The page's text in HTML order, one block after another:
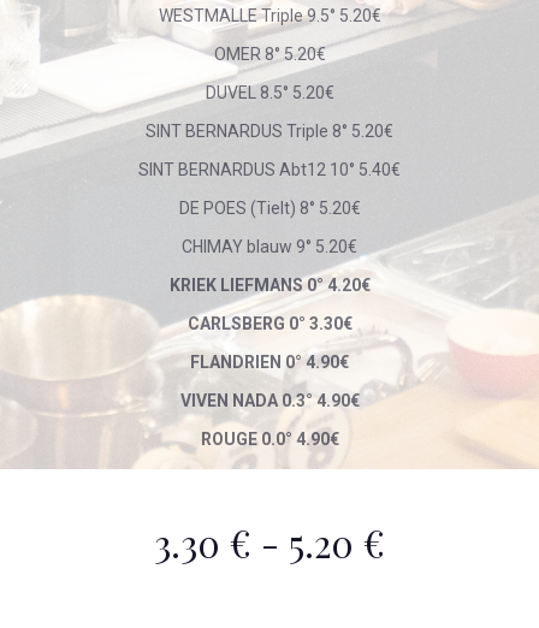
WESTMALLE Triple 9.5° 5.20€
OMER 8° 5.20€
DUVEL 8.5° 5.20€
SINT BERNARDUS Triple 8° 5.20€
SINT BERNARDUS Abt12 10° 5.40€
DE POES (Tielt) 8° 5.20€
CHIMAY blauw 9° 5.20€
KRIEK LIEFMANS 0° 4.20€
CARLSBERG 0° 3.30€
FLANDRIEN 0° 4.90€
VIVEN NADA 0.3° 4.90€
ROUGE 0.0° 4.90€
3.30 € - 5.20 €